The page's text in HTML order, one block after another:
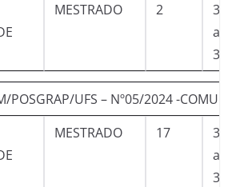
MESTRADO 2
a
POSGRAP/UFS – Nº05/2024 -
MESTRADO 17
a